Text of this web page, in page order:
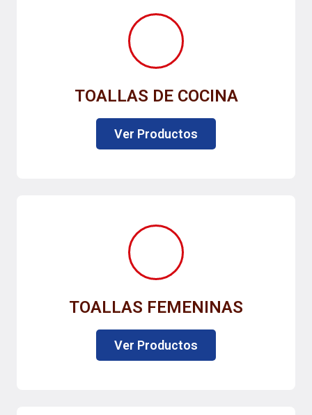
TOALLAS DE COCINA
Ver Productos
TOALLAS FEMENINAS
Ver Productos